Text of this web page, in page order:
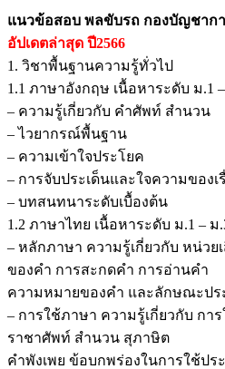
แนวข้อสอบ พลขับรถ กองบัญชาก
อัปเดตล่าสุด ปี2566
1. วิชาพื้นฐานความรู้ทั่วไป
1.1 ภาษาอังกฤษ เนื้อหาระดับ ม.1
– ความรู้เกี่ยวกับ คำศัพท์ สำนวน
– ไวยากรณ์พื้นฐาน
– ความเข้าใจประโยค
– การจับประเด็นและใจความของเ
– บทสนทนาระดับเบื้องต้น
1.2 ภาษาไทย เนื้อหาระดับ ม.1 – ม
– หลักภาษา ความรู้เกี่ยวกับ หน่ว
ของคำ การสะกดคำ การอ่านคำ
ความหมายของคำ และลักษณะปร
– การใช้ภาษา ความรู้เกี่ยวกับ กา
ราชาศัพท์ สำนวน สุภาษิต
คำพังเพย ข้อบกพร่องในการใช้ปร